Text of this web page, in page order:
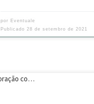
por Eventuale
Publicado 28 de setembro de 2021